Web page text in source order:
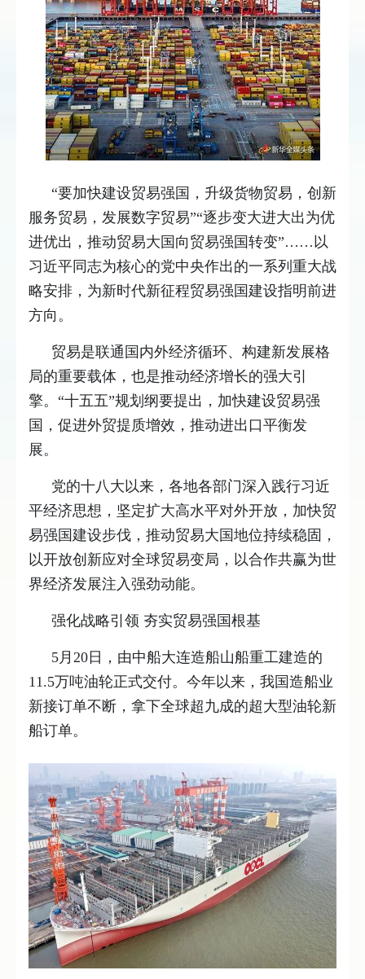
“要加快建设贸易强国，升级货物贸易，创新
服务贸易，发展数字贸易”“逐步变大进大出为优
进优出，推动贸易大国向贸易强国转变”……以
习近平同志为核心的党中央作出的一系列重大战
略安排，为新时代新征程贸易强国建设指明前进
方向。
贸易是联通国内外经济循环、构建新发展格
局的重要载体，也是推动经济增长的强大引
擎。“十五五”规划纲要提出，加快建设贸易强
国，促进外贸提质增效，推动进出口平衡发
展。
党的十八大以来，各地各部门深入践行习近
平经济思想，坚定扩大高水平对外开放，加快贸
易强国建设步伐，推动贸易大国地位持续稳固，
以开放创新应对全球贸易变局，以合作共赢为世
界经济发展注入强劲动能。
强化战略引领 夯实贸易强国根基
5月20日，由中船大连造船山船重工建造的
11.5万吨油轮正式交付。今年以来，我国造船业
新接订单不断，拿下全球超九成的超大型油轮新
船订单。